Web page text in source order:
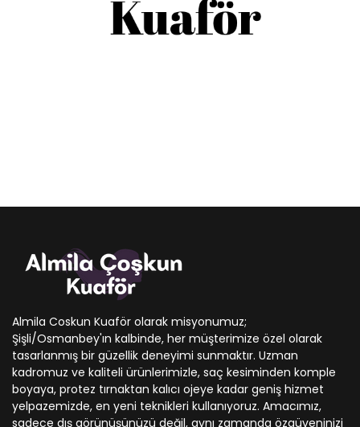
Almila Coskun Kuaför olarak misyonumuz;
Şişli/Osmanbey'ın kalbinde, her müşterimize özel olarak
tasarlanmış bir güzellik deneyimi sunmaktır. Uzman
kadromuz ve kaliteli ürünlerimizle, saç kesiminden komple
boyaya, protez tırnaktan kalıcı ojeye kadar geniş hizmet
yelpazemizde, en yeni teknikleri kullanıyoruz. Amacımız,
sadece dış görünüşünüzü değil, aynı zamanda özgüveninizi